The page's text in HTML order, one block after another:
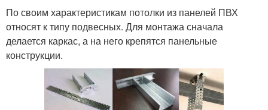
По своим характеристикам потолки из панелей ПВХ
относят к типу подвесных. Для монтажа сначала
делается каркас, а на него крепятся панельные
конструкции.